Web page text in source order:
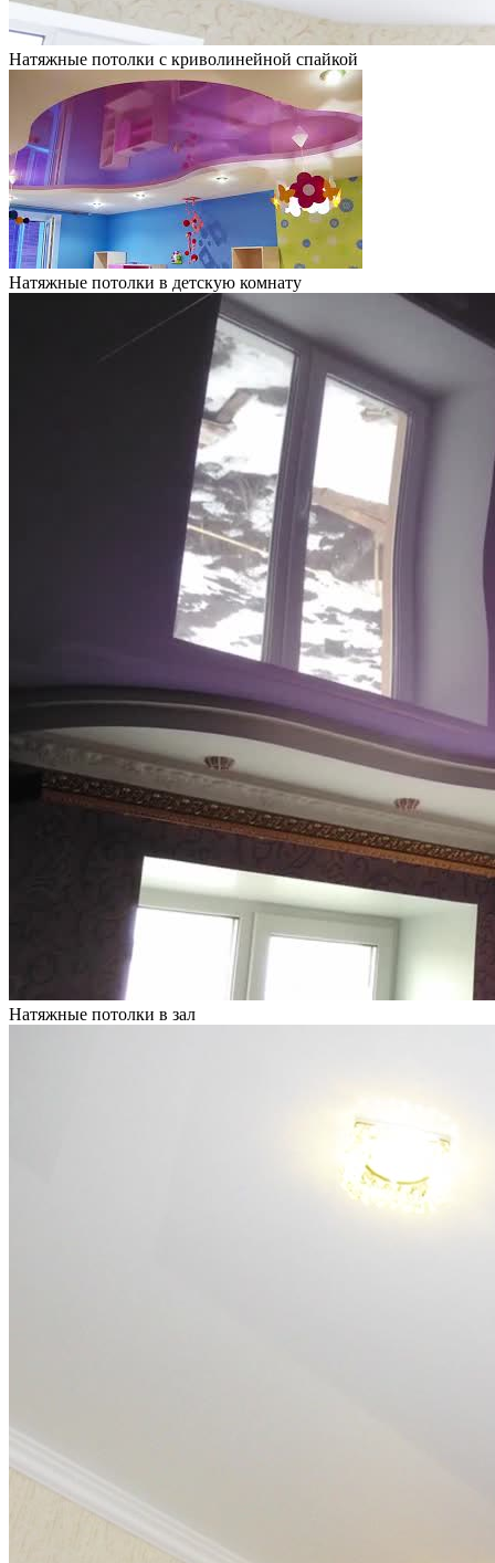
Натяжные потолки с криволинейной спайкой
Натяжные потолки в детскую комнату
Натяжные потолки в зал